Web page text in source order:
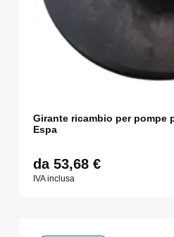
Girante ricambio per pompe
Espa
da 53,68 €
IVA inclusa